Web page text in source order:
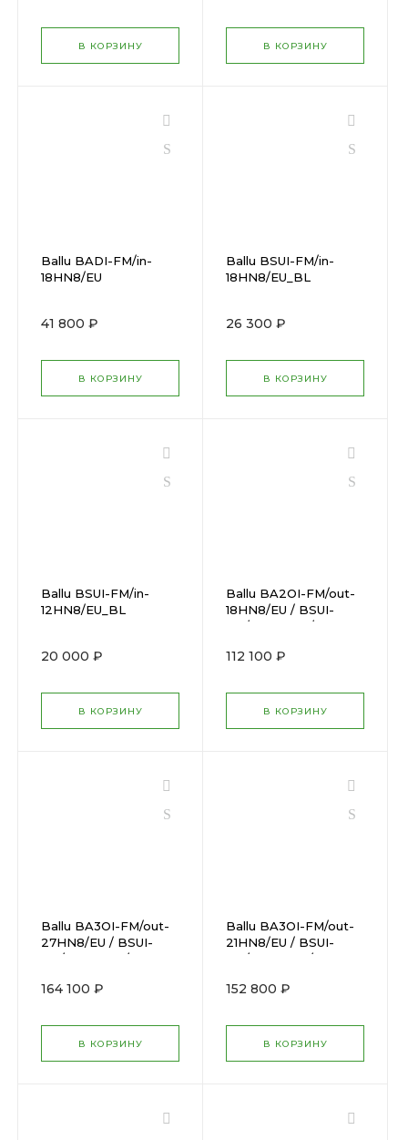
В КОРЗИНУ В КОРЗИНУ
Ballu BADI-FM/in-
18HN8/EU
41 800 ₽
В КОРЗИНУ
Ballu BSUI-FM/in-
18HN8/EU_BL
26 300 ₽
В КОРЗИНУ
Ballu BSUI-FM/in-
12HN8/EU_BL
20 000 ₽
В КОРЗИНУ
Ballu BA2OI-FM/out-
18HN8/EU / BSUI-
FM/in-09HN8/EUx2
112 100 ₽
В КОРЗИНУ
Ballu BA3OI-FM/out-
27HN8/EU / BSUI-
FM/in-09HN8/EUx3
164 100 ₽
В КОРЗИНУ
Ballu BA3OI-FM/out-
21HN8/EU / BSUI-
FM/in-07HN8/EUx3
152 800 ₽
В КОРЗИНУ